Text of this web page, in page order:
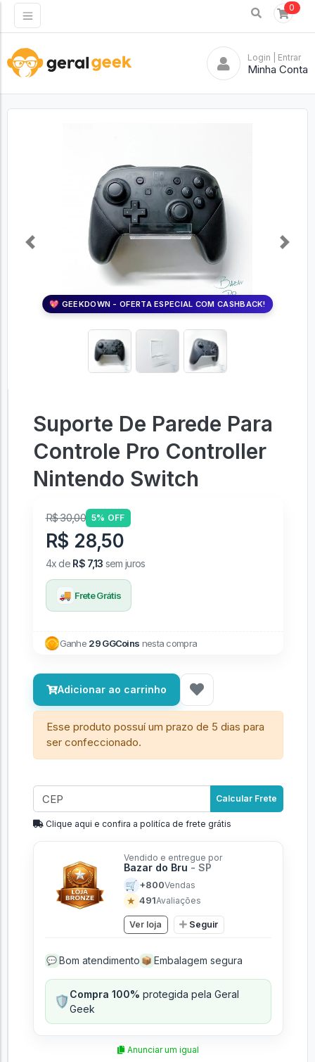
0
Login | Entrar
Minha Conta
💖 GEEKDOWN - OFERTA ESPECIAL COM CASHBACK!
Previous Next
Suporte De Parede Para
Controle Pro Controller
Nintendo Switch
R$ 30,00 5% OFF
R$ 28,50
4x de R$ 7,13 sem juros
🚚 Frete Grátis
Ganhe 29 GGCoins nesta compra
Adicionar ao carrinho
Esse produto possuí um prazo de 5 dias para
ser confeccionado.
Calcular Frete
Clique aqui e confira a politíca de frete grátis
Vendido e entregue por
Bazar do Bru - SP
🛒 +800Vendas
★ 491Avaliações
Ver loja Seguir
💬 Bom atendimento 📦 Embalagem segura
🛡️Compra 100% protegida pela Geral
Geek
Anunciar um igual